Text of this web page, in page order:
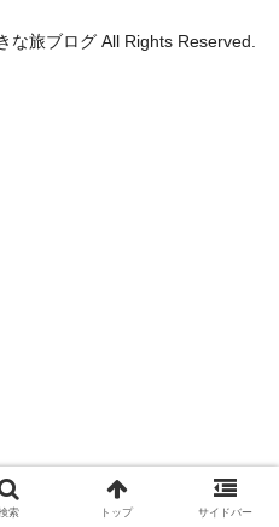
旅ブログ All Rights Reserved.
索 トップ サイドバー